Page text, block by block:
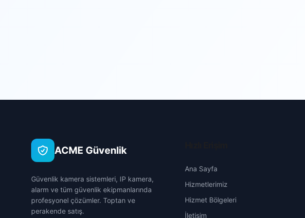
ACME Güvenlik
Güvenlik kamera sistemleri, IP kamera,
alarm ve tüm güvenlik ekipmanlarında
profesyonel çözümler. Toptan ve
perakende satış.
Ana Sayfa
Hizmetlerimiz
Hizmet Bölgeleri
İletişim